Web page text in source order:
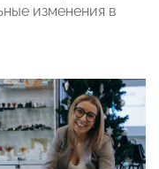
изменения в